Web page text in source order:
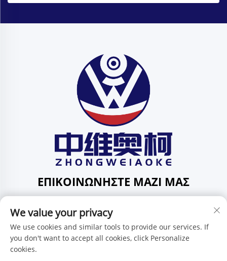
ΕΠΙΚΟΙΝΩΝΉΣΤΕ ΜΑΖΊ ΜΑΣ
Pingdi Subdistrict shenzhen guangdong Κίνα
Τηλ.:+86-15986647296
E-mail: [email protected]
We value your privacy
We use cookies and similar tools to provide our services. If
you don't want to accept all cookies, click Personalize
cookies.